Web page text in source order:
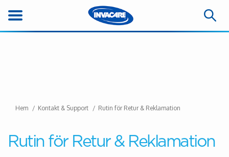
Hem Kontakt & Support Rutin för Retur & Reklamation
Rutin för Retur & Reklamation